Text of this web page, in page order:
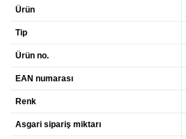
Ürün
Tip
Ürün no.
EAN numarası
Renk
Asgari sipariş miktarı